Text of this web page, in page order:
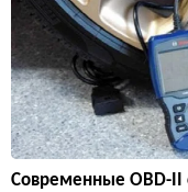
Современные OBD-II